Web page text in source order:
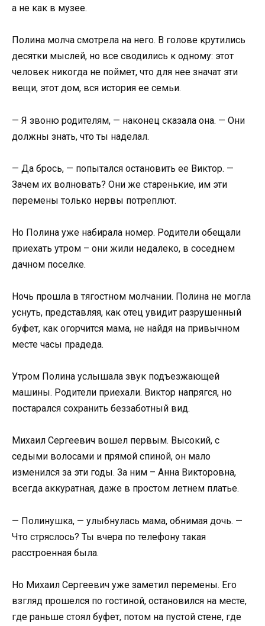
а не как в музее.
Полина молча смотрела на него. В голове крутились
десятки мыслей, но все сводились к одному: этот
человек никогда не поймет, что для нее значат эти
вещи, этот дом, вся история ее семьи.
— Я звоню родителям, — наконец сказала она. — Они
должны знать, что ты наделал.
— Да брось, — попытался остановить ее Виктор. —
Зачем их волновать? Они же старенькие, им эти
перемены только нервы потреплют.
Но Полина уже набирала номер. Родители обещали
приехать утром – они жили недалеко, в соседнем
дачном поселке.
Ночь прошла в тягостном молчании. Полина не могла
уснуть, представляя, как отец увидит разрушенный
буфет, как огорчится мама, не найдя на привычном
месте часы прадеда.
Утром Полина услышала звук подъезжающей
машины. Родители приехали. Виктор напрягся, но
постарался сохранить беззаботный вид.
Михаил Сергеевич вошел первым. Высокий, с
седыми волосами и прямой спиной, он мало
изменился за эти годы. За ним – Анна Викторовна,
всегда аккуратная, даже в простом летнем платье.
— Полинушка, — улыбнулась мама, обнимая дочь. —
Что стряслось? Ты вчера по телефону такая
расстроенная была.
Но Михаил Сергеевич уже заметил перемены. Его
взгляд прошелся по гостиной, остановился на месте,
где раньше стоял буфет, потом на пустой стене, где